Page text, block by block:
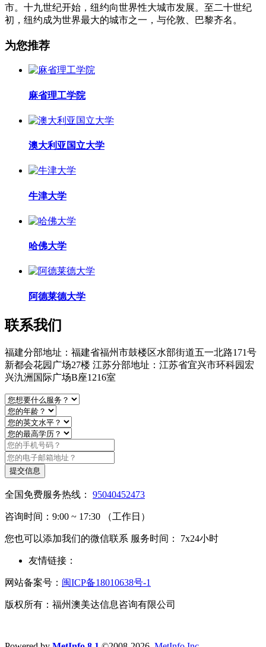
市。十九世纪开始，纽约向世界性大城市发展。至二十世纪
初，纽约成为世界最大的城市之一，与伦敦、巴黎齐名。
为您推荐
麻省理工学院
澳大利亚国立大学
牛津大学
哈佛大学
阿德莱德大学
联系我们
福建分部地址：福建省福州市鼓楼区水部街道五一北路171号
新都会花园广场27楼 江苏分部地址：江苏省宜兴市环科园宏
兴氿洲国际广场B座1216室
提交信息
全国免费服务热线： 95040452473
咨询时间：9:00 ~ 17:30 （工作日）
您也可以添加我们的微信联系 服务时间： 7x24小时
友情链接：
网站备案号： 闽ICP备18010638号-1
版权所有：福州澳美达信息咨询有限公司